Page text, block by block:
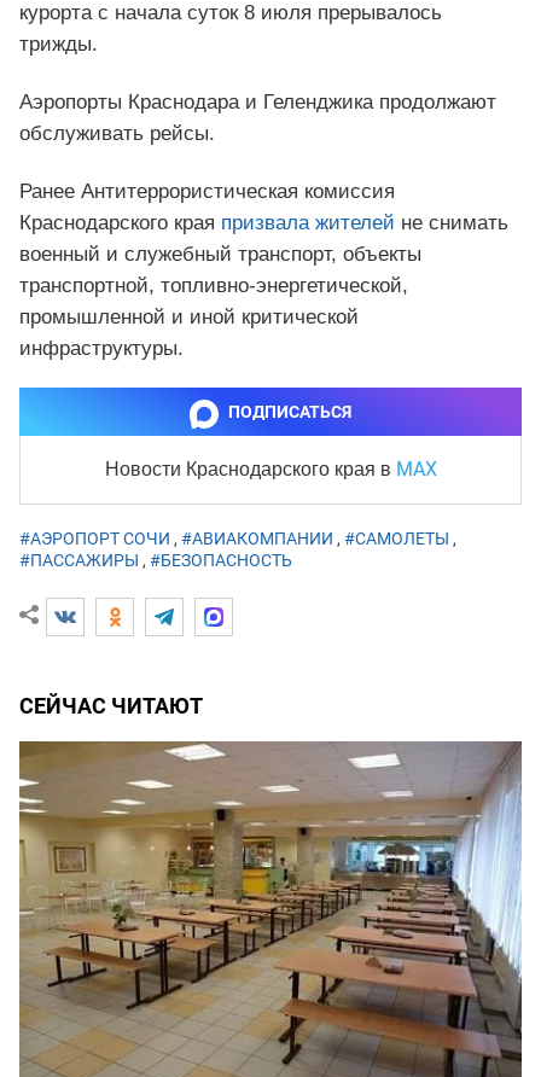
курорта с начала суток 8 июля прерывалось
трижды.
Аэропорты Краснодара и Геленджика продолжают
обслуживать рейсы.
Ранее Антитеррористическая комиссия
Краснодарского края призвала жителей не снимать
военный и служебный транспорт, объекты
транспортной, топливно-энергетической,
промышленной и иной критической
инфраструктуры.
ПОДПИСАТЬСЯ
Новости Краснодарского края в MAX
#АЭРОПОРТ СОЧИ , #АВИАКОМПАНИИ , #САМОЛЕТЫ ,
#ПАССАЖИРЫ , #БЕЗОПАСНОСТЬ
СЕЙЧАС ЧИТАЮТ